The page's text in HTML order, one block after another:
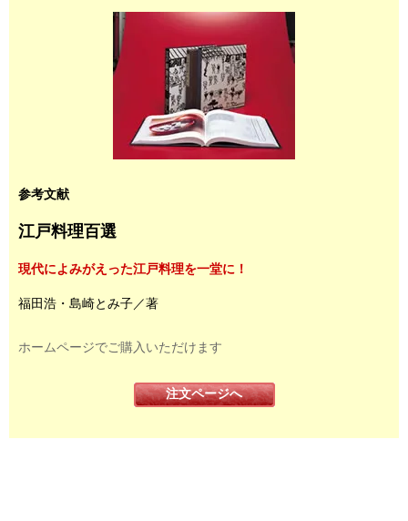
参考文献
江戸料理百選
現代によみがえった江戸料理を一堂に！
福田浩・島崎とみ子／著
ホームページでご購入いただけます
注文ページへ